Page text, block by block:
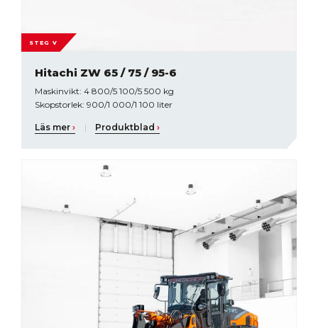
STEG V
Hitachi ZW 65 / 75 / 95-6
Maskinvikt: 4 800/5 100/5 500 kg
Skopstorlek: 900/1 000/1 100 liter
Läs mer › | Produktblad›